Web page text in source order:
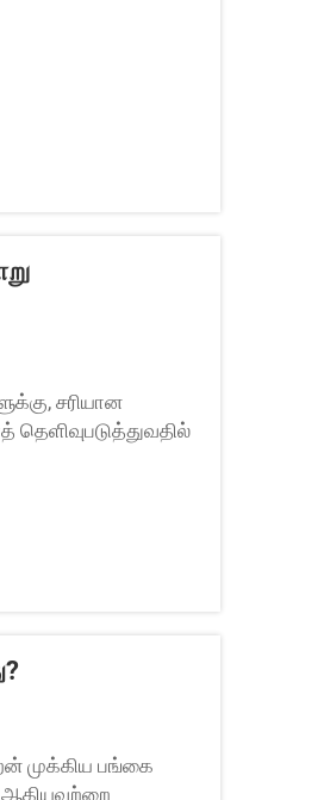
சரியான
செய்வதைத்
முக்கிய பங்கை
ஆகியவற்றை